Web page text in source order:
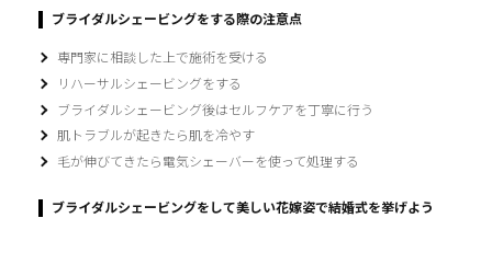
ブライダルシェービングをする際の注意点
専門家に相談した上で施術を受ける
リハーサルシェービングをする
ブライダルシェービング後はセルフケアを丁寧に行う
肌トラブルが起きたら肌を冷やす
毛が伸びてきたら電気シェーバーを使って処理する
ブライダルシェービングをして美しい花嫁姿で結婚式を挙げよう